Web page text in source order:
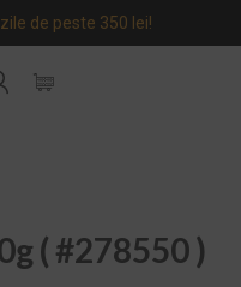
de peste 350 lei!
( #278550 )